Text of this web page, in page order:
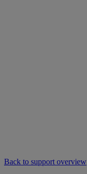
Back to support overview